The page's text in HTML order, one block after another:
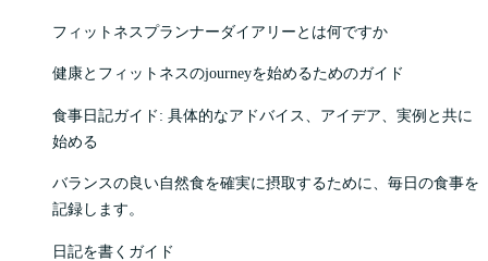
フィットネスプランナーダイアリーとは何ですか
健康とフィットネスのjourneyを始めるためのガイド
食事日記ガイド: 具体的なアドバイス、アイデア、実例と共に
始める
バランスの良い自然食を確実に摂取するために、毎日の食事を
記録します。
日記を書くガイド